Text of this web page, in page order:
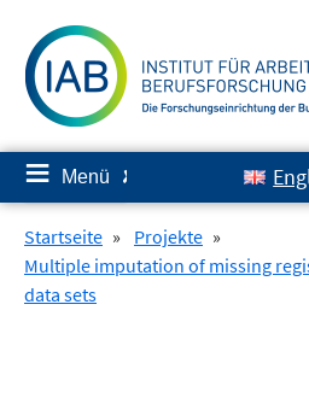
zum
Inhalt
≡ Menü ✘
Startseite » Projekte »
Multiple imputation of missing
data sets